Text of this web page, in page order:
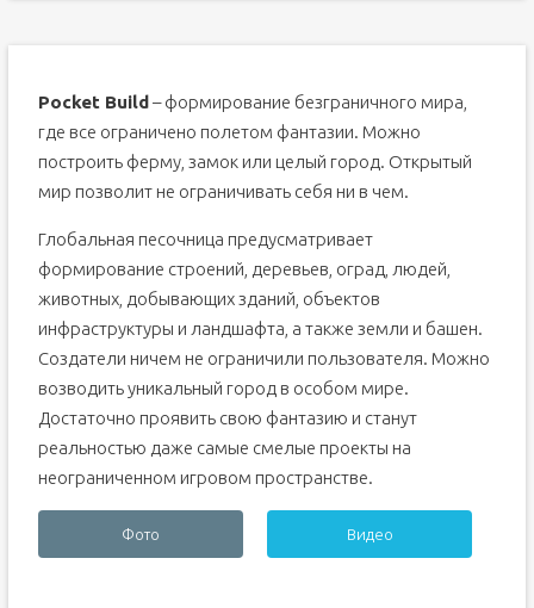
Pocket Build– формирование безграничного мира,
где все ограничено полетом фантазии. Можно
построить ферму, замок или целый город. Открытый
мир позволит не ограничивать себя ни в чем.
Глобальная песочница предусматривает
формирование строений, деревьев, оград, людей,
животных, добывающих зданий, объектов
инфраструктуры и ландшафта, а также земли и башен.
Создатели ничем не ограничили пользователя. Можно
возводить уникальный город в особом мире.
Достаточно проявить свою фантазию и станут
реальностью даже самые смелые проекты на
неограниченном игровом пространстве.
Фото Видео